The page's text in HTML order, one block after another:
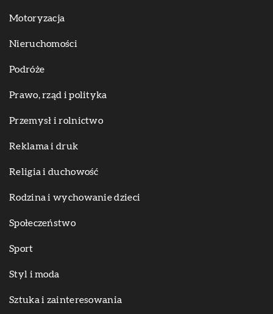
Motoryzacja
Nieruchomości
Podróże
Prawo, rząd i polityka
Przemysł i rolnictwo
Reklama i druk
Religia i duchowość
Rodzina i wychowanie dzieci
Społeczeństwo
Sport
Styl i moda
Sztuka i zainteresowania